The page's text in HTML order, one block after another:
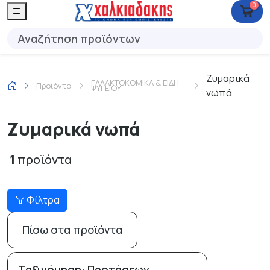
0
Προϊόντα ΓΑΛΑΚΤΟΚΟΜΙΚΑ & ΕΙΔΗ
ΨΥΓΕΙΟΥ
Ζυμαρικά
νωπά
Ζυμαρικά νωπά
1 προϊόντα
Φίλτρα
Πίσω στα προϊόντα